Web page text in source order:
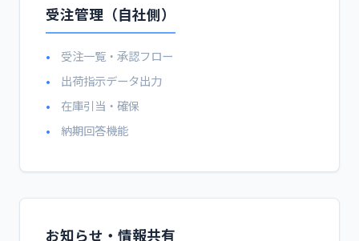
受注管理（自社側）
受注一覧・承認フロー
出荷指示データ出力
在庫引当・確保
納期回答機能
お知らせ・情報共有